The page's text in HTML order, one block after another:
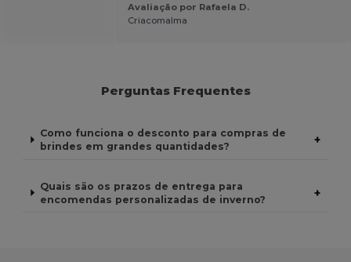
Avaliação por Rafaela D.
Criacomalma
Perguntas Frequentes
Como funciona o desconto para compras de
brindes em grandes quantidades?
+
Quais são os prazos de entrega para
encomendas personalizadas de inverno?
+